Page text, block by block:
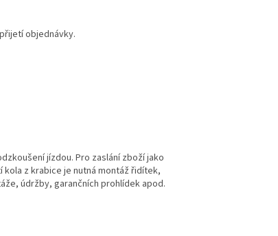
objednávky.
jízdou. Pro zaslání zboží jako
z krabice je nutná montáž řidítek,
údržby, garančních prohlídek apod.